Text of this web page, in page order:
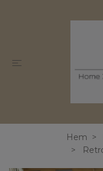
Hem